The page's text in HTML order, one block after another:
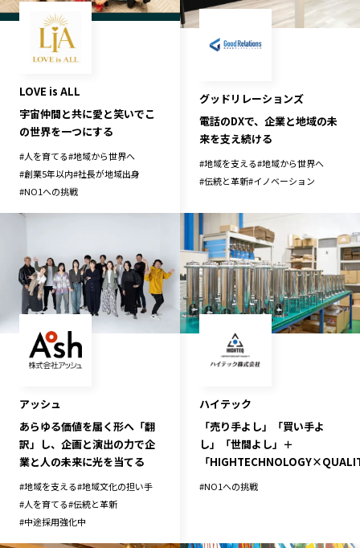
LOVE is ALL
宇宙仲間と共に愛と笑いでこ
の世界を一つにする
#人を育てる#地域から世界へ
#創業5年以内#社長が地域出身
#NO1への挑戦
グッドリレーションズ
電話のDXで、企業と地域の未
来を支え続ける
#地域を支える#地域から世界へ
#伝統と革新#イノベーション
アッシュ
あらゆる価値を届く形へ「翻
訳」し、企画と演出の力で企
業と人の未来に光を当てる
#地域を支える#地域文化の担い手
#人を育てる#伝統と革新
#中途採用強化中
ハイテック
「売り手よし」「買い手よ
し」「世間よし」＋
「
#NO1への挑戦